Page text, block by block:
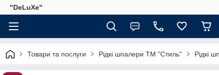
"DeLuХe"
Товари та послуги Рідкі шпалери ТМ "Стиль" Рідкі